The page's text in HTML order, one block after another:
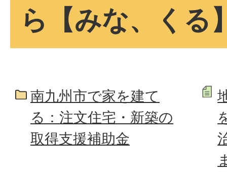
ら【みな、くる
南九州市で家を建て
る：注文住宅・新築の
取得支援補助金